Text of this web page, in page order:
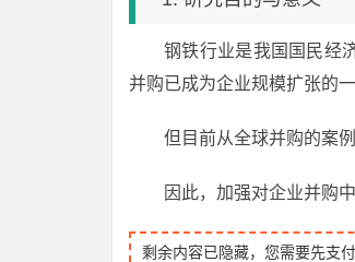
钢铁行业是我国国民经
并购已成为企业规模扩张的
但目前从全球并购的案
因此，加强对企业并购
剩余内容已隐藏，您需要先支